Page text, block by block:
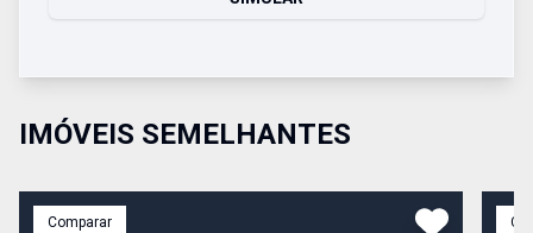
IMÓVEIS SEMELHANTES
Comparar